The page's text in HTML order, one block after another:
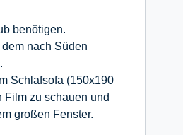
benötigen.
nach Süden
Schlafsofa (150x190
Film zu schauen und
großen Fenster.